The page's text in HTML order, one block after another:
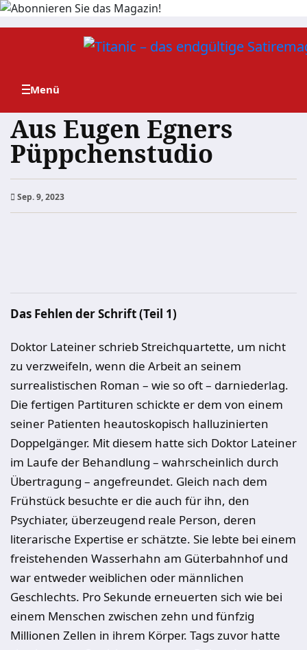
Zum
Aus Eugen Egners
Püppchenstudio
Sep. 9, 2023
Das Fehlen der Schrift (Teil 1)
Doktor Lateiner schrieb Streichquartette, um nicht
zu verzweifeln, wenn die Arbeit an seinem
surrealistischen Roman – wie so oft – darniederlag.
Die fertigen Partituren schickte er dem von einem
seiner Patienten heautoskopisch halluzinierten
Doppelgänger. Mit diesem hatte sich Doktor Lateiner
im Laufe der Behandlung – wahrscheinlich durch
Übertragung – angefreundet. Gleich nach dem
Frühstück besuchte er die auch für ihn, den
Psychiater, überzeugend reale Person, deren
literarische Expertise er schätzte. Sie lebte bei einem
freistehenden Wasserhahn am Güterbahnhof und
war entweder weiblichen oder männlichen
Geschlechts. Pro Sekunde erneuerten sich wie bei
einem Menschen zwischen zehn und fünfzig
Millionen Zellen in ihrem Körper. Tags zuvor hatte